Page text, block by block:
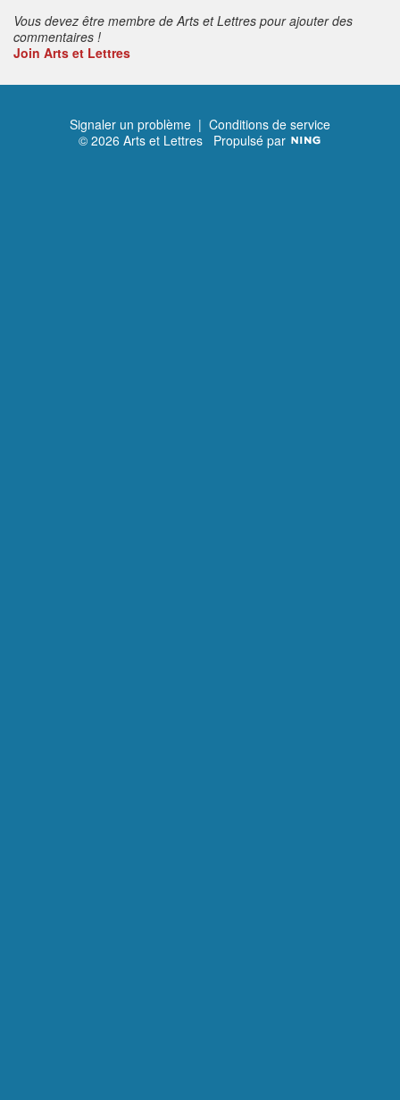
Vous devez être membre de Arts et Lettres pour ajouter des
commentaires !
Join Arts et Lettres
Signaler un problème | Conditions de service
© 2026 Arts et Lettres Propulsé par